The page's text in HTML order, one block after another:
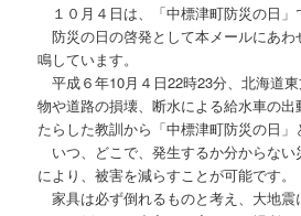
１０月４日は、「中標津町防災の日」
防災の日の啓発として本メールにあわ
鳴しています。
平成６年10月４日22時23分、北海道
物や道路の損壊、断水による給水車の
たらした教訓から「中標津町防災の日」
いつ、どこで、発生するか分からない
により、被害を減らすことが可能です。
家具は必ず倒れるものと考え、大地震